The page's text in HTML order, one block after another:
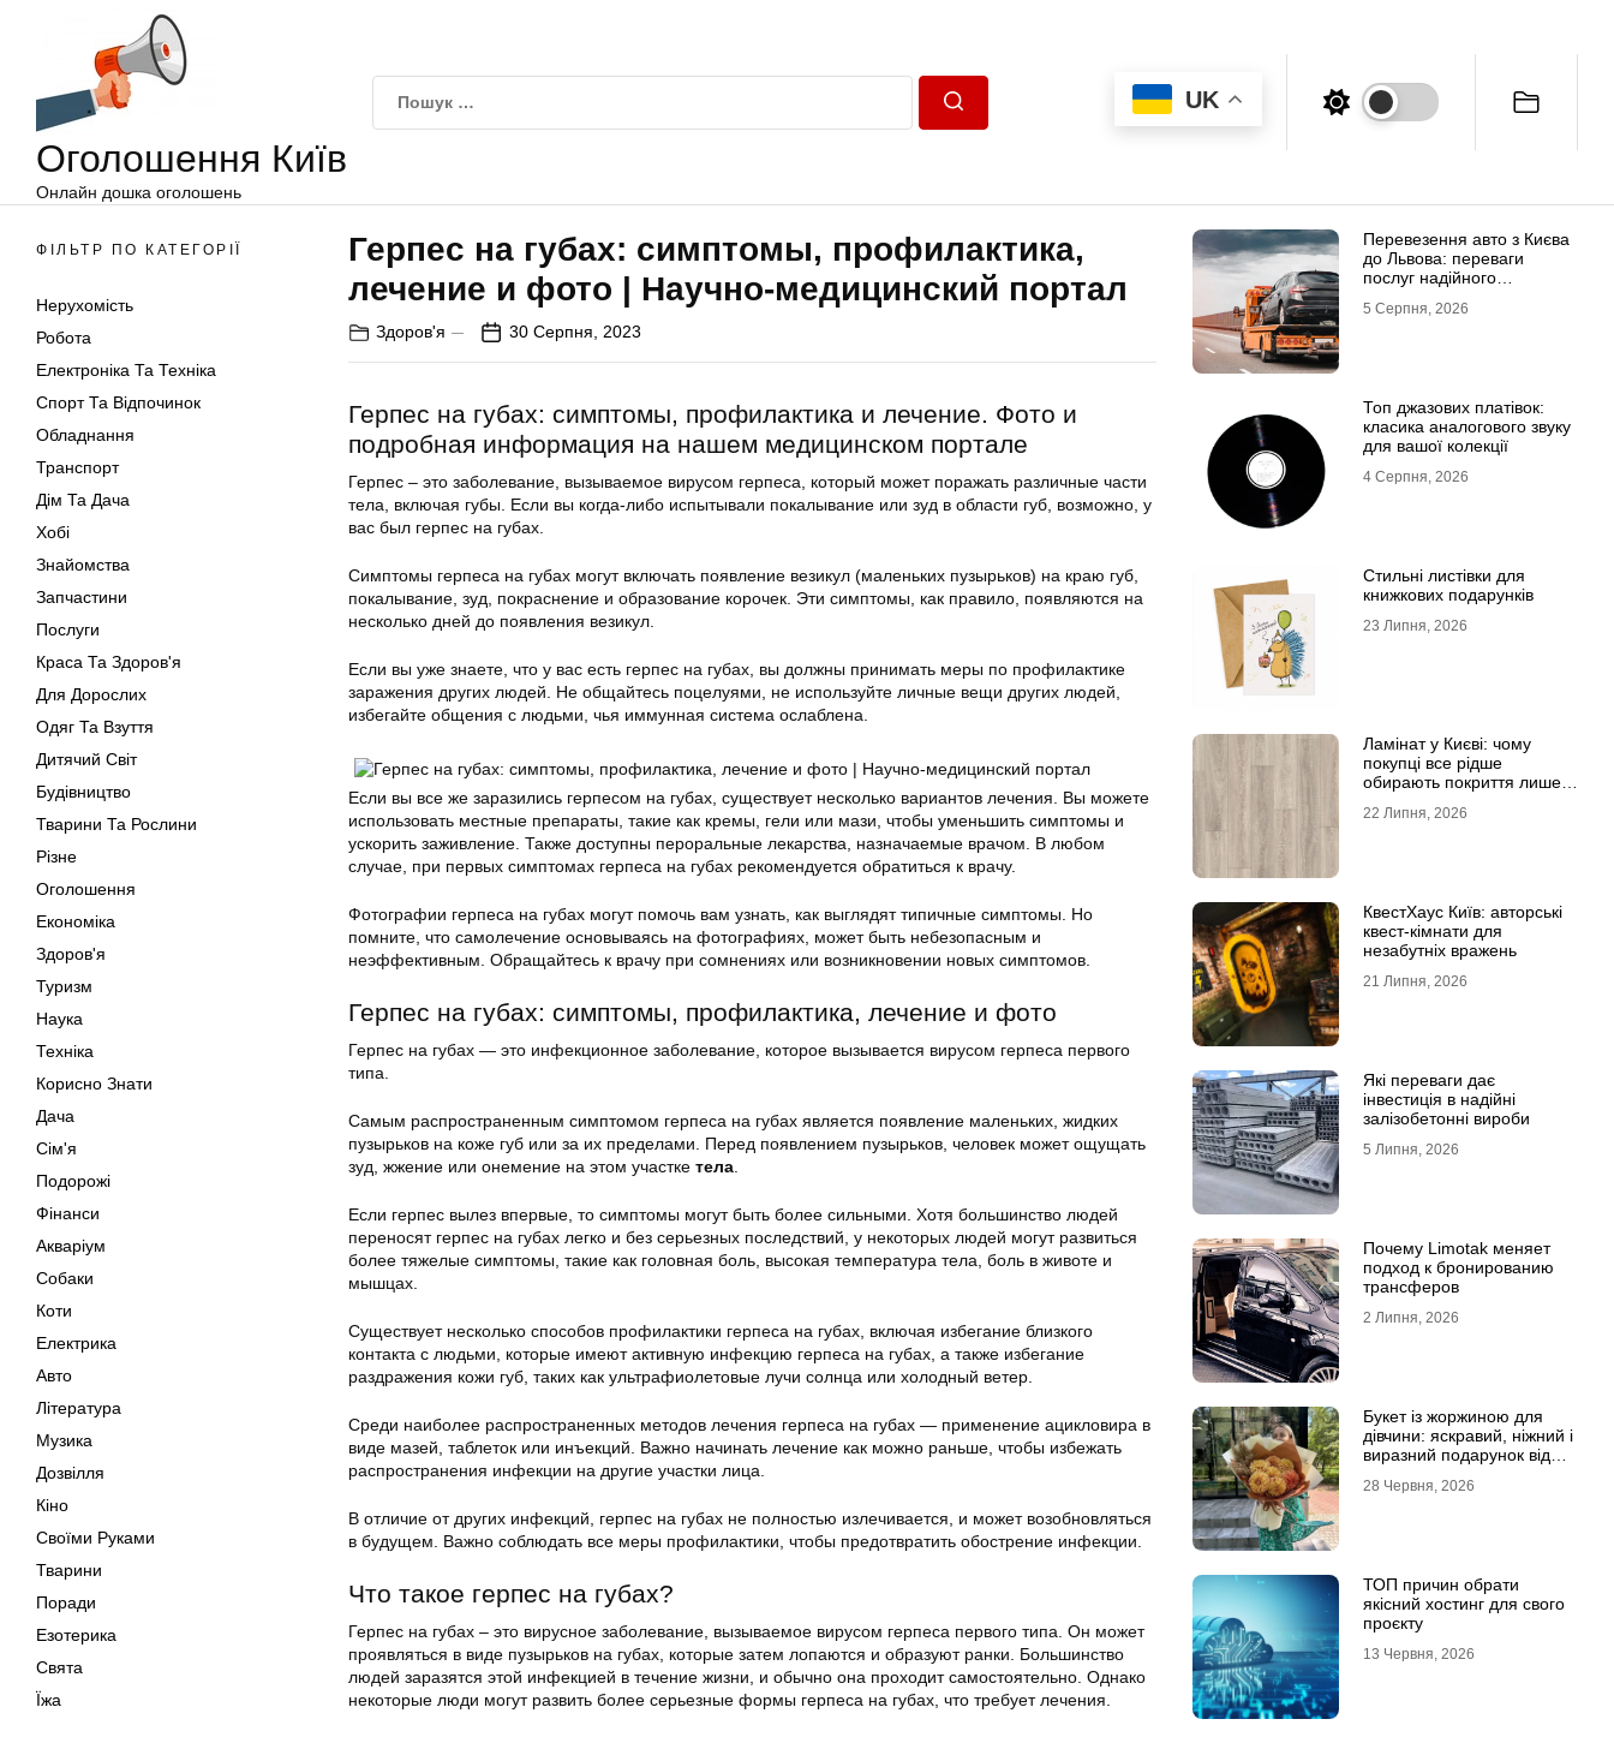
Оголошення Київ
Онлайн дошка оголошень
UK
ФІЛЬТР ПО КАТЕГОРІЇ
Нерухомість
Робота
Електроніка Та Техніка
Спорт Та Відпочинок
Обладнання
Транспорт
Дім Та Дача
Хобі
Знайомства
Запчастини
Послуги
Краса Та Здоров'я
Для Дорослих
Одяг Та Взуття
Дитячий Світ
Будівництво
Тварини Та Рослини
Різне
Оголошення
Економіка
Здоров'я
Туризм
Наука
Техніка
Корисно Знати
Дача
Сім'я
Подорожі
Фінанси
Акваріум
Собаки
Коти
Електрика
Авто
Література
Музика
Дозвілля
Кіно
Своїми Руками
Тварини
Поради
Езотерика
Свята
Їжа
Герпес на губах: симптомы, профилактика,
лечение и фото | Научно-медицинский портал
Здоров'я 30 Серпня, 2023
Герпес на губах: симптомы, профилактика и лечение. Фото и
подробная информация на нашем медицинском портале
Герпес – это заболевание, вызываемое вирусом герпеса, который может поражать различные части
тела, включая губы. Если вы когда-либо испытывали покалывание или зуд в области губ, возможно, у
вас был герпес на губах.
Симптомы герпеса на губах могут включать появление везикул (маленьких пузырьков) на краю губ,
покалывание, зуд, покраснение и образование корочек. Эти симптомы, как правило, появляются на
несколько дней до появления везикул.
Если вы уже знаете, что у вас есть герпес на губах, вы должны принимать меры по профилактике
заражения других людей. Не общайтесь поцелуями, не используйте личные вещи других людей,
избегайте общения с людьми, чья иммунная система ослаблена.
Если вы все же заразились герпесом на губах, существует несколько вариантов лечения. Вы можете
использовать местные препараты, такие как кремы, гели или мази, чтобы уменьшить симптомы и
ускорить заживление. Также доступны пероральные лекарства, назначаемые врачом. В любом
случае, при первых симптомах герпеса на губах рекомендуется обратиться к врачу.
Фотографии герпеса на губах могут помочь вам узнать, как выглядят типичные симптомы. Но
помните, что самолечение основываясь на фотографиях, может быть небезопасным и
неэффективным. Обращайтесь к врачу при сомнениях или возникновении новых симптомов.
Герпес на губах: симптомы, профилактика, лечение и фото
Герпес на губах — это инфекционное заболевание, которое вызывается вирусом герпеса первого
типа.
Самым распространенным симптомом герпеса на губах является появление маленьких, жидких
пузырьков на коже губ или за их пределами. Перед появлением пузырьков, человек может ощущать
зуд, жжение или онемение на этом участке тела
Если герпес вылез впервые, то симптомы могут быть более сильными. Хотя большинство людей
переносят герпес на губах легко и без серьезных последствий, у некоторых людей могут развиться
более тяжелые симптомы, такие как головная боль, высокая температура тела, боль в животе и
мышцах.
Существует несколько способов профилактики герпеса на губах, включая избегание близкого
контакта с людьми, которые имеют активную инфекцию герпеса на губах, а также избегание
раздражения кожи губ, таких как ультрафиолетовые лучи солнца или холодный ветер.
Среди наиболее распространенных методов лечения герпеса на губах — применение ацикловира в
виде мазей, таблеток или инъекций. Важно начинать лечение как можно раньше, чтобы избежать
распространения инфекции на другие участки лица.
В отличие от других инфекций, герпес на губах не полностью излечивается, и может возобновляться
в будущем. Важно соблюдать все меры профилактики, чтобы предотвратить обострение инфекции.
Что такое герпес на губах?
Герпес на губах – это вирусное заболевание, вызываемое вирусом герпеса первого типа. Он может
проявляться в виде пузырьков на губах, которые затем лопаются и образуют ранки. Большинство
людей заразятся этой инфекцией в течение жизни, и обычно она проходит самостоятельно. Однако
некоторые люди могут развить более серьезные формы герпеса на губах, что требует лечения.
Перевезення авто з Києва
до Львова: переваги
послуг надійного
5 Серпня, 2026
Топ джазових платівок:
класика аналогового звуку
для вашої колекції
4 Серпня, 2026
Стильні листівки для
книжкових подарунків
23 Липня, 2026
Ламінат у Києві: чому
покупці все рідше
обирають покриття лише
22 Липня, 2026
КвестХаус Київ: авторські
квест-кімнати для
незабутніх вражень
21 Липня, 2026
Які переваги дає
інвестиція в надійні
залізобетонні вироби
5 Липня, 2026
Почему Limotak меняет
подход к бронированию
трансферов
2 Липня, 2026
Букет із жоржиною для
дівчини: яскравий, ніжний і
виразний подарунок від
28 Червня, 2026
ТОП причин обрати
якісний хостинг для свого
проєкту
13 Червня, 2026